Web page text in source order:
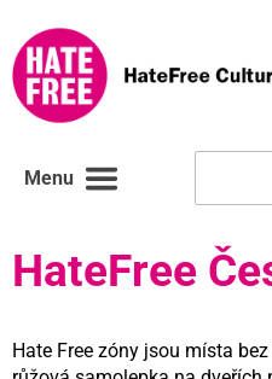
Menu
HateFree
Hate Free zóny jsou místa